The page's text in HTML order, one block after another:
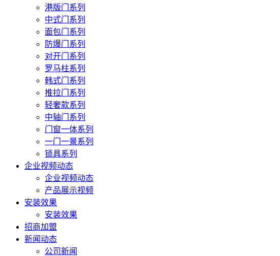
港版门系列
中式门系列
面包门系列
防爆门系列
对开门系列
罗马柱系列
韩式门系列
推拉门系列
轻奢款系列
中轴门系列
门窗一体系列
一门一景系列
锁具系列
企业视频动态
企业视频动态
产品展示视频
安装效果
安装效果
招商加盟
新闻动态
公司新闻